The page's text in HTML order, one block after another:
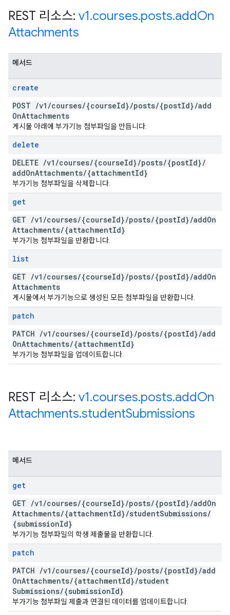
REST 리소스: v1.courses.posts.addOn
Attachments
메서드
create
POST /v1 /courses/{courseId}/posts/{postId}/add
OnAttachments
게시물 아래에 부가기능 첨부파일을 만듭니다.
delete
DELETE /v1 /courses/{courseId}/posts/{postId}/
addOnAttachments/{attachmentId}
부가기능 첨부파일을 삭제합니다.
get
GET /v1 /courses/{courseId}/posts/{postId}/addOn
Attachments/{attachmentId}
부가기능 첨부파일을 반환합니다.
list
GET /v1 /courses/{courseId}/posts/{postId}/addOn
Attachments
게시물에서 부가기능으로 생성된 모든 첨부파일을 반환합니다.
patch
PATCH /v1 /courses/{courseId}/posts/{postId}/add
OnAttachments/{attachmentId}
부가기능 첨부파일을 업데이트합니다.
REST 리소스: v1.courses.posts.addOn
Attachments.studentSubmissions
메서드
get
GET /v1 /courses/{courseId}/posts/{postId}/addOn
Attachments/{attachmentId}/studentSubmissions/
{submissionId}
부가기능 첨부파일의 학생 제출물을 반환합니다.
patch
PATCH /v1 /courses/{courseId}/posts/{postId}/add
OnAttachments/{attachmentId}/student
Submissions/{submissionId}
부가기능 첨부파일 제출과 연결된 데이터를 업데이트합니다.